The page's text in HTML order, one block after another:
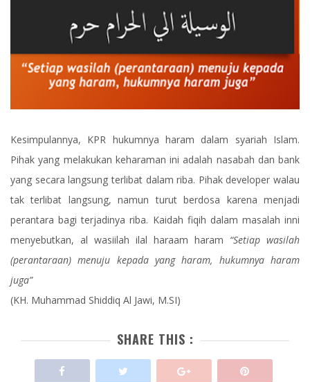
Kesimpulannya, KPR hukumnya haram dalam syariah Islam.
Pihak yang melakukan keharaman ini adalah nasabah dan bank
yang secara langsung terlibat dalam riba. Pihak developer walau
tak terlibat langsung, namun turut berdosa karena menjadi
perantara bagi terjadinya riba. Kaidah fiqih dalam masalah inni
menyebutkan, al wasiilah ilal haraam haram “Setiap wasilah
(perantaraan) menuju kepada yang haram, hukumnya haram
juga”
(KH. Muhammad Shiddiq Al Jawi, M.SI)
SHARE THIS :